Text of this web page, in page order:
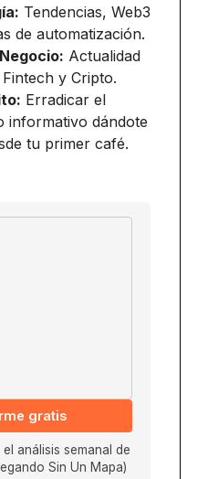
Tendencias, Web3
de automatización.
Actualidad
y Cripto.
Erradicar el
informativo dándote
tu primer café.
gratis
análisis semanal de
Sin Un Mapa)